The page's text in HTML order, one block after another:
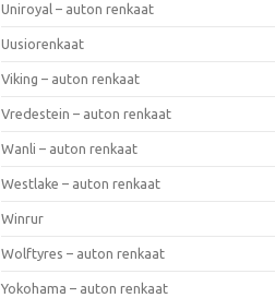
Uniroyal – auton renkaat
Uusiorenkaat
Viking – auton renkaat
Vredestein – auton renkaat
Wanli – auton renkaat
Westlake – auton renkaat
Winrur
Wolftyres – auton renkaat
Yokohama – auton renkaat